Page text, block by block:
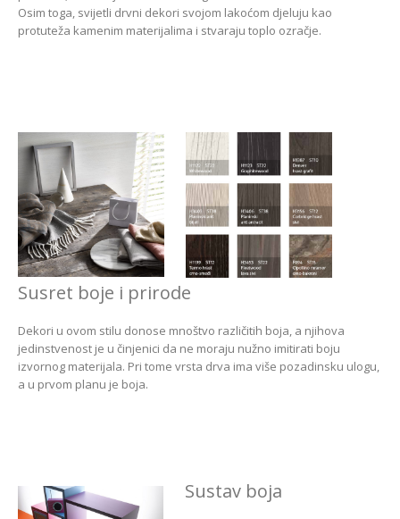
Osim toga, svijetli drvni dekori svojom lakoćom djeluju kao
protuteža kamenim materijalima i stvaraju toplo ozračje.
Susret boje i prirode
Dekori u ovom stilu donose mnoštvo različitih boja, a njihova
jedinstvenost je u činjenici da ne moraju nužno imitirati boju
izvornog materijala. Pri tome vrsta drva ima više pozadinsku ulogu,
a u prvom planu je boja.
Sustav boja